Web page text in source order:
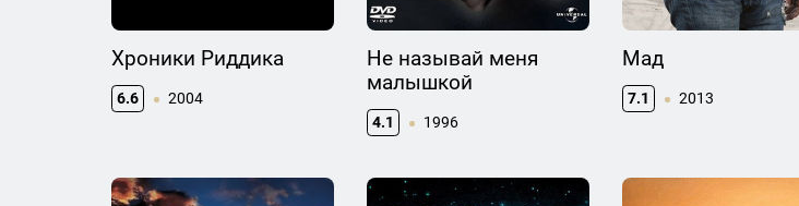
Хроники Риддика
6.6 2004
Не называй меня
малышкой
4.1 1996
Мад
7.1 2013